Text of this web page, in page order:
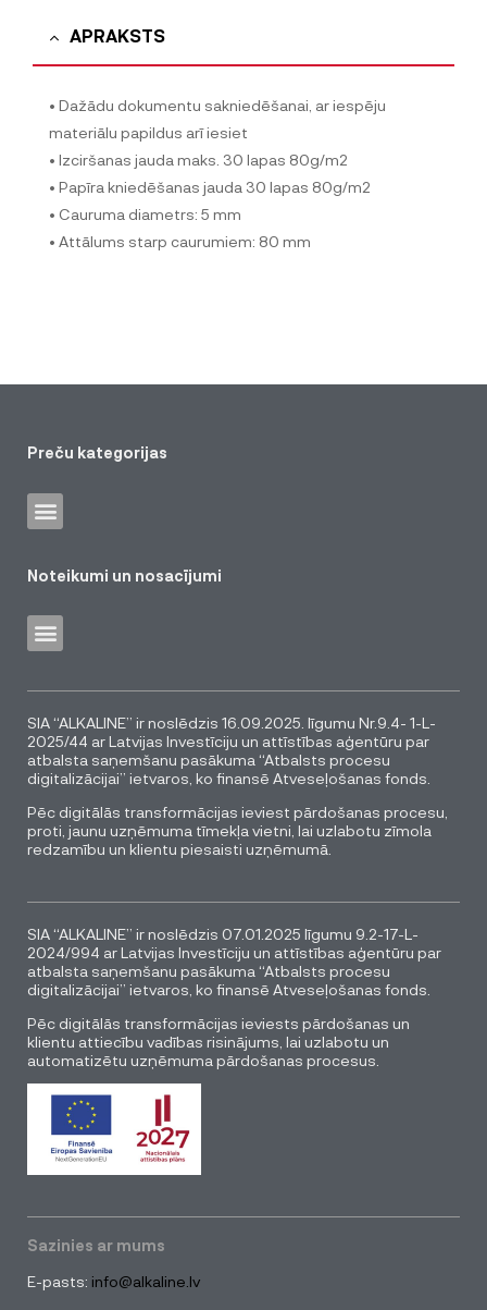
APRAKSTS
• Dažādu dokumentu sakniedēšanai, ar iespēju
materiālu papildus arī iesiet
• Izciršanas jauda maks. 30 lapas 80g/m2
• Papīra kniedēšanas jauda 30 lapas 80g/m2
• Cauruma diametrs: 5 mm
• Attālums starp caurumiem: 80 mm
Preču kategorijas
Noteikumi un nosacījumi
SIA “ALKALINE” ir noslēdzis 16.09.2025. līgumu Nr.9.4- 1-L-
2025/44 ar Latvijas Investīciju un attīstības aģentūru par
atbalsta saņemšanu pasākuma “Atbalsts procesu
digitalizācijai” ietvaros, ko finansē Atveseļošanas fonds.
Pēc digitālās transformācijas ieviest pārdošanas procesu,
proti, jaunu uzņēmuma tīmekļa vietni, lai uzlabotu zīmola
redzamību un klientu piesaisti uzņēmumā.
SIA “ALKALINE” ir noslēdzis 07.01.2025 līgumu 9.2-17-L-
2024/994 ar Latvijas Investīciju un attīstības aģentūru par
atbalsta saņemšanu pasākuma “Atbalsts procesu
digitalizācijai” ietvaros, ko finansē Atveseļošanas fonds.
Pēc digitālās transformācijas ieviests pārdošanas un
klientu attiecību vadības risinājums, lai uzlabotu un
automatizētu uzņēmuma pārdošanas procesus.
Sazinies ar mums
E-pasts: info@alkaline.lv